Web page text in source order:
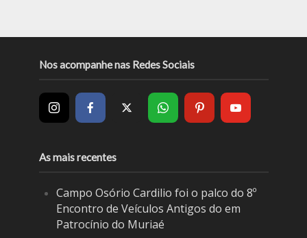
Nos acompanhe nas Redes Sociais
As mais recentes
Campo Osório Cardilio foi o palco do 8º
Encontro de Veículos Antigos do em
Patrocínio do Muriaé